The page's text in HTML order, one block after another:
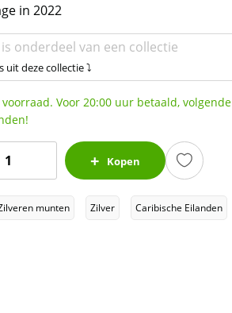
in 2022
onderdeel van een collectie
uit deze collectie ⤵
Voor 20:00 uur betaald, volgende
Kopen
munten Zilver Caribische Eilanden